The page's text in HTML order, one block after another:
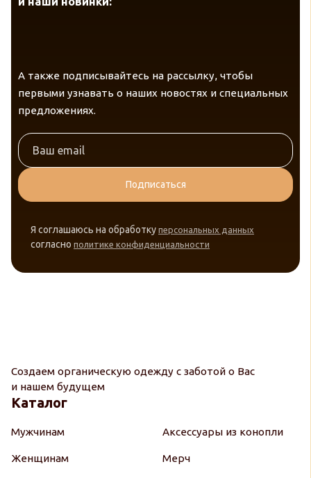
А также подписывайтесь на рассылку, чтобы
первыми узнавать о наших новостях и специальных
предложениях.
Подписаться
Я соглашаюсь на обработку персональных данных
согласно политике конфиденциальности
Создаем органическую одежду с заботой о Вас
и нашем будущем
Каталог
Мужчинам
Женщинам
Аксессуары из конопли
Мерч